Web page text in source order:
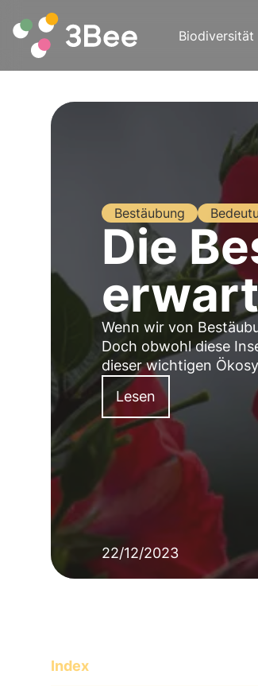
Biodiversität
Bestäubung
Die
Wenn wir von
Doch obwohl diese
dieser wichtigen
Lesen
22/12/2023
Index